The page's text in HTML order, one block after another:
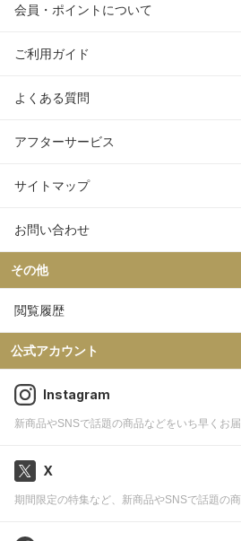
会員・ポイントについて
ご利用ガイド
よくある質問
アフターサービス
サイトマップ
お問い合わせ
その他
閲覧履歴
公式アカウント
Instagram
新商品やSNSで話題の商品などをいち早くお届
X
期間限定の特集など、新商品やSNSで話題の